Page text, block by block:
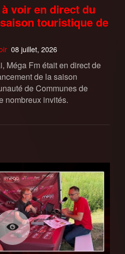
voir en direct du
touristique de
08 juillet, 2026
Méga Fm était en direct de
de la saison
de Communes de
nombreux invités.